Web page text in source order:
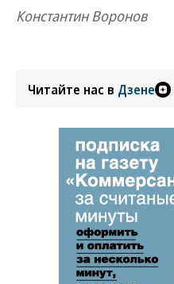
Константин Воронов
Читайте нас в Дзене